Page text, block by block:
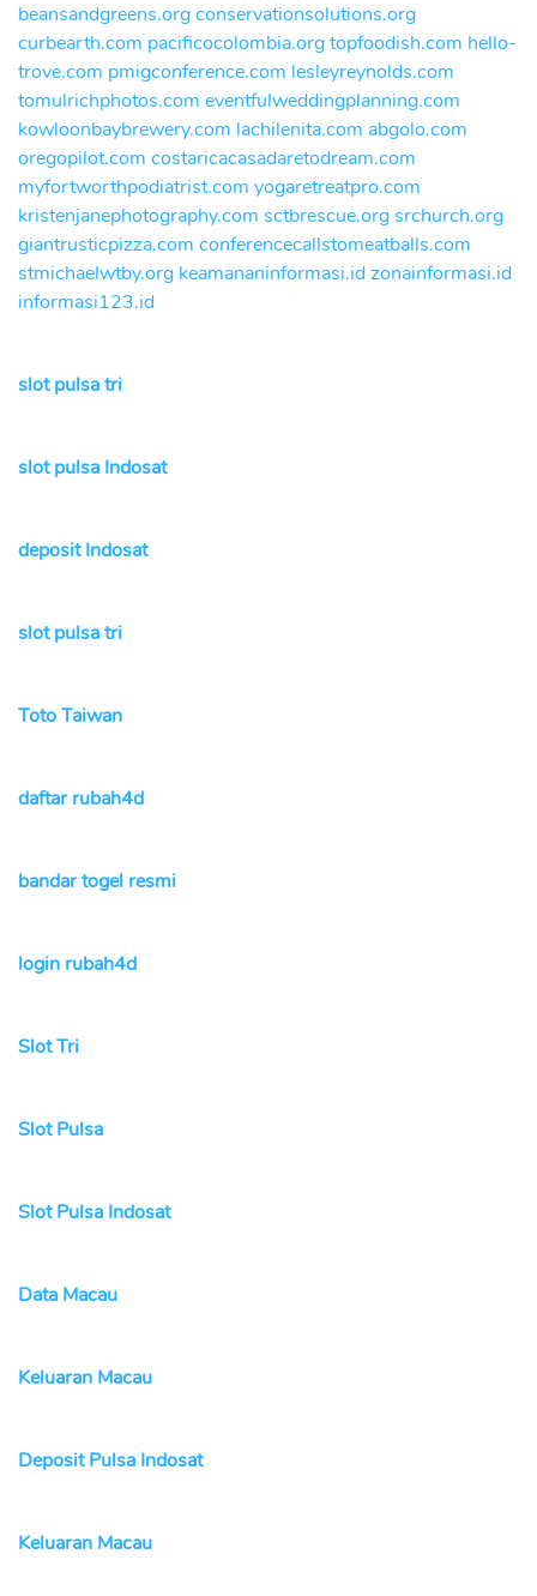
beansandgreens.orgconservationsolutions.org
curbearth.com pacificocolombia.orgtopfoodish.com hello-
trove.com pmigconference.com lesleyreynolds.com
tomulrichphotos.com eventfulweddingplanning.com
kowloonbaybrewery.com lachilenita.com abgolo.com
oregopilot.com costaricacasadaretodream.com
myfortworthpodiatrist.com yogaretreatpro.com
kristenjanephotography.com sctbrescue.orgsrchurch.org
giantrusticpizza.com conferencecallstomeatballs.com
stmichaelwtby.org keamananinformasi.idzonainformasi.id
informasi123.id
slot pulsa tri
slot pulsa Indosat
deposit Indosat
slot pulsa tri
Toto Taiwan
daftar rubah4d
bandar togel resmi
login rubah4d
Slot Tri
Slot Pulsa
Slot Pulsa Indosat
Data Macau
Keluaran Macau
Deposit Pulsa Indosat
Keluaran Macau